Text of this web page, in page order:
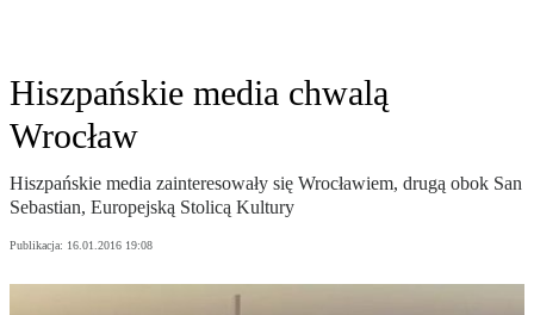
Hiszpańskie media chwalą
Wrocław
Hiszpańskie media zainteresowały się Wrocławiem, drugą obok San
Sebastian, Europejską Stolicą Kultury
Publikacja: 16.01.2016 19:08